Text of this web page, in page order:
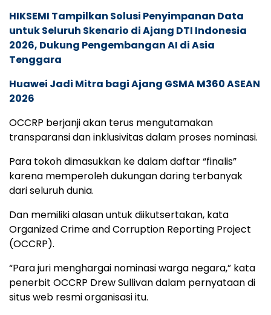
HIKSEMI Tampilkan Solusi Penyimpanan Data
untuk Seluruh Skenario di Ajang DTI Indonesia
2026, Dukung Pengembangan AI di Asia
Tenggara
Huawei Jadi Mitra bagi Ajang GSMA M360 ASEAN
2026
OCCRP berjanji akan terus mengutamakan
transparansi dan inklusivitas dalam proses nominasi.
Para tokoh dimasukkan ke dalam daftar “finalis”
karena memperoleh dukungan daring terbanyak
dari seluruh dunia.
Dan memiliki alasan untuk diikutsertakan, kata
Organized Crime and Corruption Reporting Project
(OCCRP).
“Para juri menghargai nominasi warga negara,” kata
penerbit OCCRP Drew Sullivan dalam pernyataan di
situs web resmi organisasi itu.